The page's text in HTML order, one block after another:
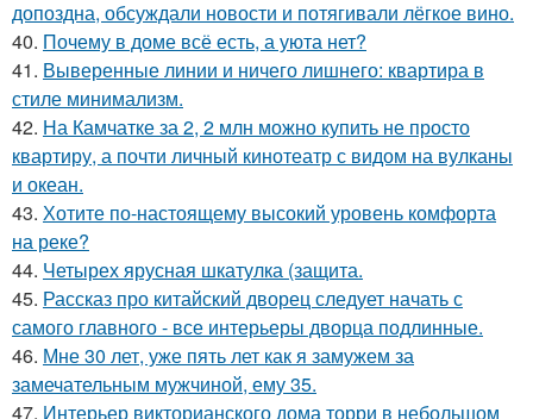
допоздна, обсуждали новости и потягивали лёгкое вино.
40. Почему в доме всё есть, а уюта нет?
41. Выверенные линии и ничего лишнего: квартира в
стиле минимализм.
42. На Камчатке за 2, 2 млн можно купить не просто
квартиру, а почти личный кинотеатр с видом на вулканы
и океан.
43. Хотите по-настоящему высокий уровень комфорта
на реке?
44. Четырех ярусная шкатулка (защита.
45. Рассказ про китайский дворец следует начать с
самого главного - все интерьеры дворца подлинные.
46. Мне 30 лет, уже пять лет как я замужем за
замечательным мужчиной, ему 35.
47. Интерьер викторианского дома торри в небольшом